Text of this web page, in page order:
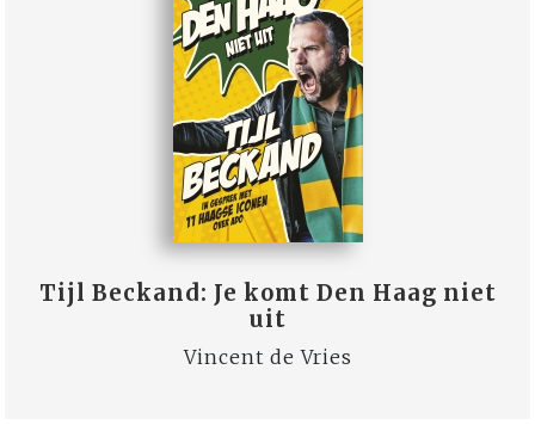
Tijl Beckand: Je komt Den Haag niet
uit
Vincent de Vries